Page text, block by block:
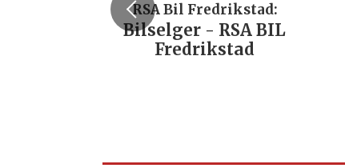
RSA Bil Fredrikstad:
Bilselger - RSA BIL
Fredrikstad